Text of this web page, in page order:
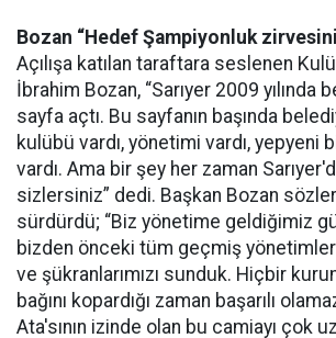
Bozan “Hedef Şampiyonluk
Açılışa katılan taraftara seslenen
İbrahim Bozan, “Sarıyer 2009 yılında
sayfa açtı. Bu sayfanın başında
kulübü vardı, yönetimi vardı, yepyeni
vardı. Ama bir şey her zaman
sizlersiniz” dedi. Başkan Bozan
sürdürdü; “Biz yönetime geldiğimiz
bizden önceki tüm geçmiş
ve şükranlarımızı sunduk. Hiçbir
bağını kopardığı zaman başarılı
Ata'sının izinde olan bu camiayı çok